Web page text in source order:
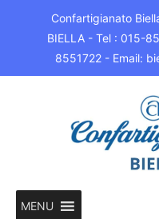
Confartigianato
BIELLA - Tel : 015-
8551722 - Email:
MENU